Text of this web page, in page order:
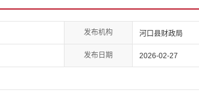
发布机构 河口县财政局
发布日期 2026-02-27